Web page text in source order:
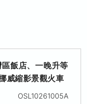
飯店、一晚升等
威縮影景觀火車
OSL10261005A